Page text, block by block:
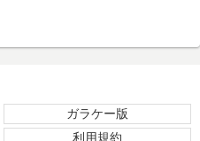
ガラケー版
利用規約